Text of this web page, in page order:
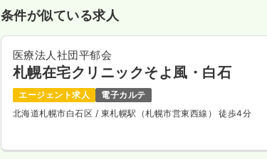
条件が似ている求人
医療法人社団平郁会
札幌在宅クリニックそよ風・白石
エージェント求人
電子カルテ
北海道札幌市白石区 / 東札幌駅（札幌市営東西線） 徒歩4分